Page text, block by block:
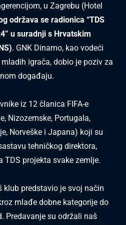
u Zagrebu (Hotel
održava se radionica “TDS
u suradnji s Hrvatskim
. GNK Dinamo, kao vodeći
igrača, dobio je poziv za
događaju.
iz 12 članica FIFA-e
Nizozemske, Portugala,
Norveške i Japana) koji su
tehničkog direktora,
projekta svake zemlje.
klub predstavio je svoj način
mlađe dobne kategorije do
Predavanje su održali naš